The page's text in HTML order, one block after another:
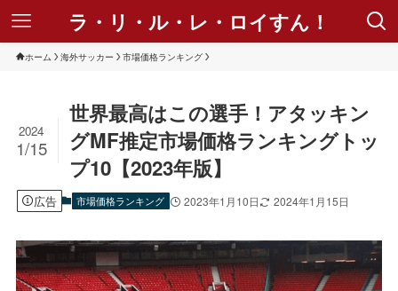
ラ・リ・ル・レ・ロイすん！
ホーム 海外サッカー 市場価格ランキング
世界最高はこの選手！アタッキン
グMF推定市場価格ランキングトッ
プ10【2023年版】
2024
1/15
広告 市場価格ランキング 2023年1月10日 2024年1月15日